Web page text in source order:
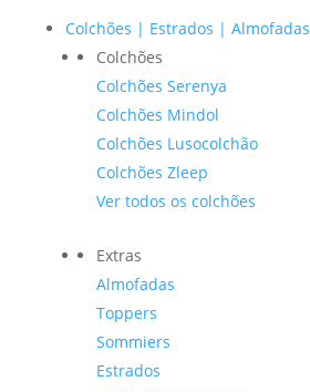
Colchões | Estrados | Almofadas
Colchões
Colchões Serenya
Colchões Mindol
Colchões Lusocolchão
Colchões Zleep
Ver todos os colchões
Extras
Almofadas
Toppers
Sommiers
Estrados